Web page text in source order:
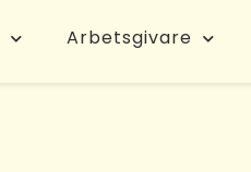
Arbetsgivare